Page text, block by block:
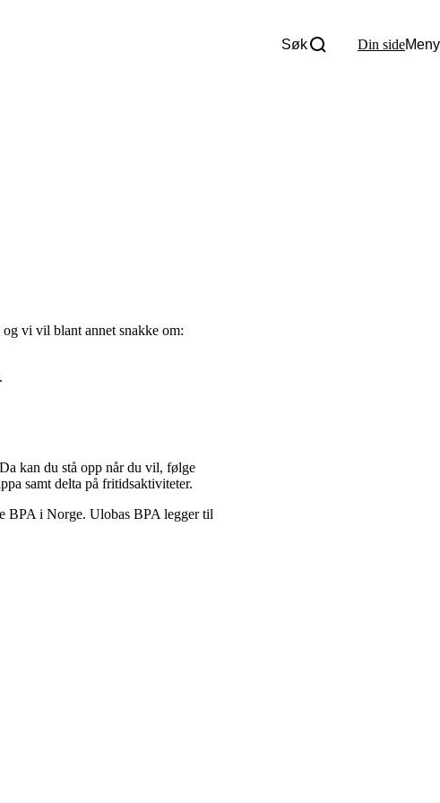
Søk Din sideMeny
vi vil blant annet snakke om:
kan du stå opp når du vil, følge
samt delta på fritidsaktiviteter.
BPA i Norge. Ulobas BPA legger til